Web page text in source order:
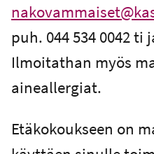
puh. 044 534 0042 ti
Ilmoitathan myös
aineallergiat.
Etäkokoukseen on